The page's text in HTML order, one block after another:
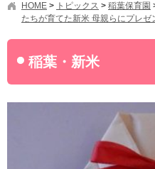
アクセス
情報公開
学園ニュース
オープンキャンパス・行事
HOME > トピックス > 稲葉保育園
たちが育てた新米 母親らにプレゼ
稲葉・新米